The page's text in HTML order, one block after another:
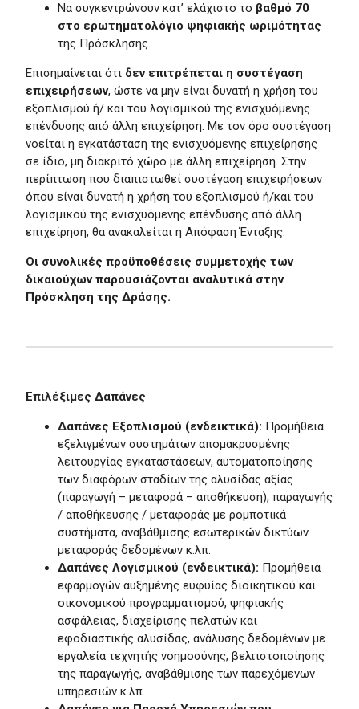
Να συγκεντρώνουν κατ’ ελάχιστο το βαθμό 70
στο ερωτηματολόγιο ψηφιακής ωριμότητας
της Πρόσκλησης.
Επισημαίνεται ότι δεν επιτρέπεται η συστέγαση
επιχειρήσεων, ώστε να μην είναι δυνατή η χρήση του
εξοπλισμού ή/ και του λογισμικού της ενισχυόμενης
επένδυσης από άλλη επιχείρηση. Με τον όρο συστέγαση
νοείται η εγκατάσταση της ενισχυόμενης επιχείρησης
σε ίδιο, μη διακριτό χώρο με άλλη επιχείρηση. Στην
περίπτωση που διαπιστωθεί συστέγαση επιχειρήσεων
όπου είναι δυνατή η χρήση του εξοπλισμού ή/και του
λογισμικού της ενισχυόμενης επένδυσης από άλλη
επιχείρηση, θα ανακαλείται η Απόφαση Ένταξης.
Οι συνολικές προϋποθέσεις συμμετοχής των
δικαιούχων παρουσιάζονται αναλυτικά στην
Πρόσκληση της Δράσης.
Επιλέξιμες Δαπάνες
Δαπάνες Εξοπλισμού (ενδεικτικά): Προμήθεια
εξελιγμένων συστημάτων απομακρυσμένης
λειτουργίας εγκαταστάσεων, αυτοματοποίησης
των διαφόρων σταδίων της αλυσίδας αξίας
(παραγωγή – μεταφορά – αποθήκευση), παραγωγής
/ αποθήκευσης / μεταφοράς με ρομποτικά
συστήματα, αναβάθμισης εσωτερικών δικτύων
μεταφοράς δεδομένων κ.λπ.
Δαπάνες Λογισμικού (ενδεικτικά): Προμήθεια
εφαρμογών αυξημένης ευφυίας διοικητικού και
οικονομικού προγραμματισμού, ψηφιακής
ασφάλειας, διαχείρισης πελατών και
εφοδιαστικής αλυσίδας, ανάλυσης δεδομένων με
εργαλεία τεχνητής νοημοσύνης, βελτιστοποίησης
της παραγωγής, αναβάθμισης των παρεχόμενων
υπηρεσιών κ.λπ.